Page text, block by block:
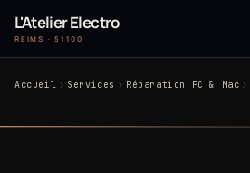
L'Atelier Electro
REIMS · 51100
Accueil Services Réparation PC & Mac